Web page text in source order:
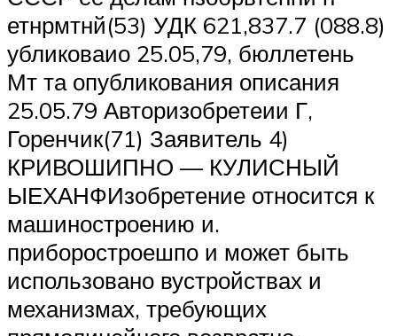
етнрмтнй(53) УДК 621,837.7 (088.8)
убликоваио 25.05,79, бюллетень
Мт та опубликования описания
25.05.79 Авторизобретеии Г,
Горенчик(71) Заявитель 4)
КРИВОШИПНО — КУЛИСНЫЙ
ЫЕХАНФИзобретение относится к
машиностроению и.
приборостроешпо и может быть
использовано вустройствах и
механизмах, требующих